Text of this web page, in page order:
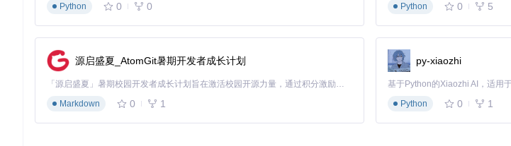
云锚点功能允许用户在不同设备之间共享 AR 体验。例如，用户可以在一个设备上放置一个 AR 对象，然后
3.2 地理空间应用
地理空间功能可以用于创建基于地理位置的 AR 应用。例如，用户可以在特定地点放置 AR 对象，其他用户
3.3 增强面部应用
Python
0 0
Python
0 5
源启盛夏_AtomGit暑期开发者成长计划
「源启盛夏」暑期校园开发者成长计划旨在激活校园开源力量，通过积分激励、认证扶持、资源倾斜等形式，引导高校组织和开发者完成「入驻 — 建项目 — 做贡献 — 获认证 — 得资源」的完整闭环。无论你是想带领社团入驻平台的组织者，还是希望用代码贡献证明自己的开发者，都能在这里找到属于你的成长路径。
Markdown
0 1
py-xiaozhi
Python
0 1